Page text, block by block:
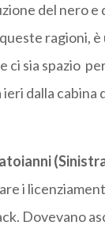
del nero e
ragioni,
ci sia spazio
dalla cabina
i
Dovevano